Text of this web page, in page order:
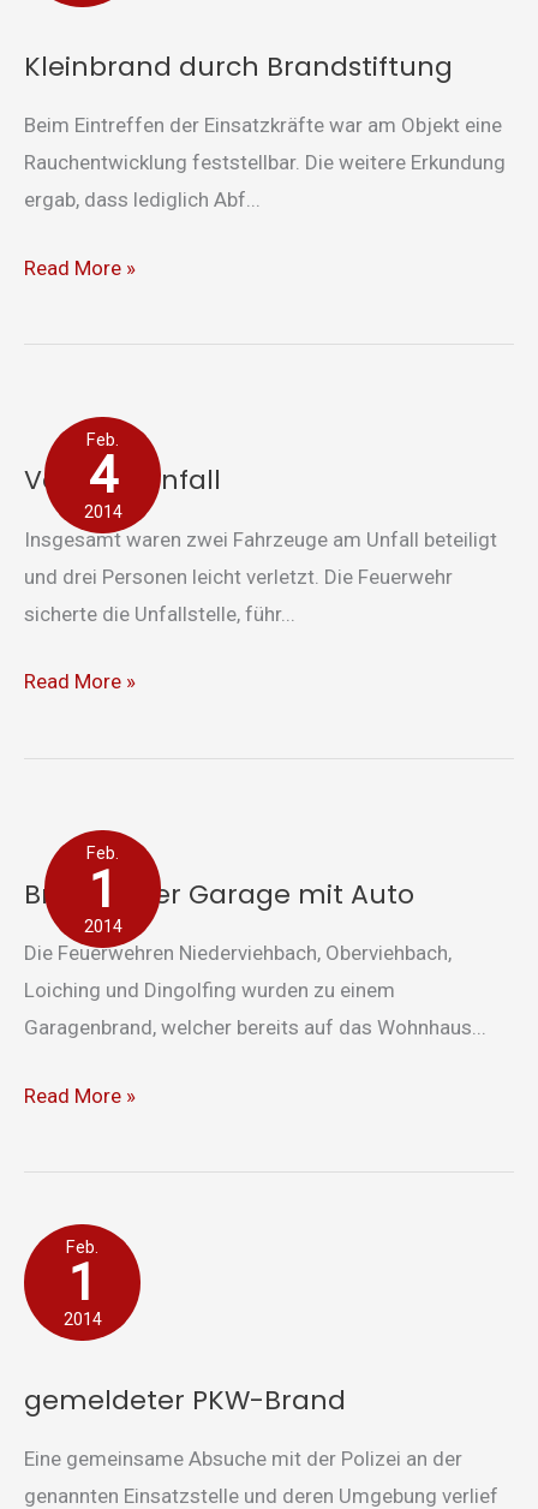
Kleinbrand durch Brandstiftung
Beim Eintreffen der Einsatzkräfte war am Objekt eine
Rauchentwicklung feststellbar. Die weitere Erkundung
ergab, dass lediglich Abf...
Read More »
Feb.
4
2014
Verkehrsunfall
Insgesamt waren zwei Fahrzeuge am Unfall beteiligt
und drei Personen leicht verletzt. Die Feuerwehr
sicherte die Unfallstelle, führ...
Verkehrsunfall
Read More »
Feb.
1
2014
Brand einer Garage mit Auto
Die Feuerwehren Niederviehbach, Oberviehbach,
Loiching und Dingolfing wurden zu einem
Garagenbrand, welcher bereits auf das Wohnhaus...
einer
Garage
Read More »
Feb.
1
2014
gemeldeter PKW-Brand
Eine gemeinsame Absuche mit der Polizei an der
genannten Einsatzstelle und deren Umgebung verlief
gemeldeter
PKW-
Brand